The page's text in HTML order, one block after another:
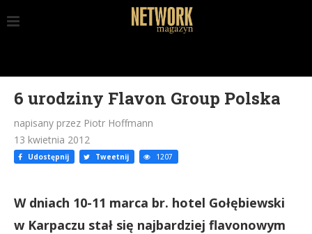
6 urodziny Flavon Group Polska
napisany przez Piotr Hoffmann
13 kwietnia 2012
Udostępnij Tweetnij 1207
W dniach 10-11 marca br. hotel Gołębiewski
w Karpaczu stał się najbardziej flavonowym